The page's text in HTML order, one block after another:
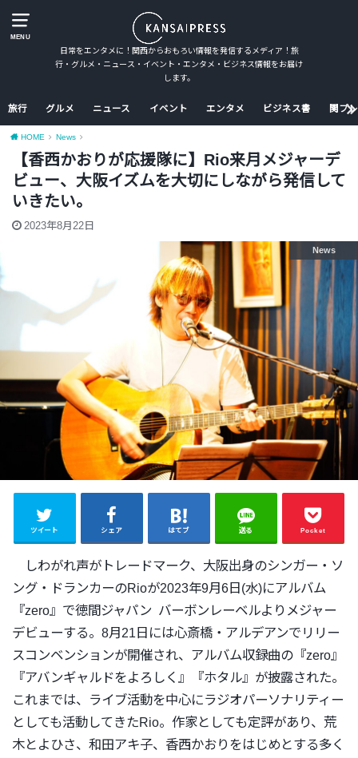
MENU
日常をエンタメに！関西からおもろい情報を発信するメディア！旅
行・グルメ・ニュース・イベント・エンタメ・ビジネス情報をお届け
します。
旅行 グルメ ニュース イベント エンタメ ビジネス書 関プ
HOME News
【香西かおりが応援隊に】Rio来月メジャーデ
ビュー、大阪イズムを大切にしながら発信して
いきたい。
2023年8月22日
News
ツイート シェア はてブ 送る Pocket
しわがれ声がトレードマーク、大阪出身のシンガー・ソ
ング・
ドランカーのRioが2023年9月6日(水)にアルバム
『zero』で徳間ジャパン バーボンレーベルよりメジャー
デビューする。 8月21日には心斎橋・ アルデアンでリリー
スコンベンションが開催され、 アルバム収録曲の『zero』
『アバンギャルドをよろしく』『ホタル』が披露された。
これまでは、
ライブ活動を中心にラジオパーソナリティー
としても活動してきたRio。作家としても定評があり、荒
木とよひさ、和田アキ子、 香西かおりをはじめとする多く